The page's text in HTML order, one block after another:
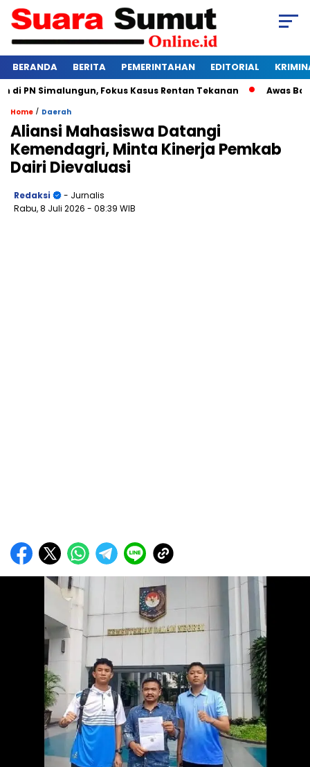
BERANDA BERITA PEMERINTAHAN EDITORIAL
Simalungun, Fokus Kasus Rentan Tekanan Awas
Home / Daerah
Aliansi Mahasiswa Datangi
Kemendagri, Minta Kinerja Pemkab
Dairi Dievaluasi
Redaksi
- Jurnalis
Rabu, 8 Juli 2026 - 08:39 WIB